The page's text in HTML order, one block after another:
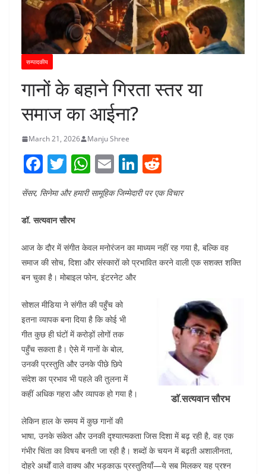
सम्पादकीय
गानों के बहाने गिरता स्तर या
समाज का आईना?
March 21, 2026 Manju Shree
F
a
c
e
b
o
o
k
T
w
itt
er
W
at
A
p
p
E
m
ai
Li
n
k
dI
n
e
d
t
सेंसर, सिनेमा और हमारी सामूहिक जिम्मेदारी पर एक विचार
डॉ. सत्यवान सौरभ
आज के दौर में संगीत केवल मनोरंजन का माध्यम नहीं रह गया है, बल्कि वह
समाज की सोच, दिशा और संस्कारों को प्रभावित करने वाली एक सशक्त शक्ति
बन चुका है। मोबाइल फोन, इंटरनेट और
डाॅ.सत्यवान सौरभ
सोशल मीडिया ने संगीत की पहुँच को
इतना व्यापक बना दिया है कि कोई भी
गीत कुछ ही घंटों में करोड़ों लोगों तक
पहुँच सकता है। ऐसे में गानों के बोल,
उनकी प्रस्तुति और उनके पीछे छिपे
संदेश का प्रभाव भी पहले की तुलना में
कहीं अधिक गहरा और व्यापक हो गया है।
लेकिन हाल के समय में कुछ गानों की
भाषा, उनके संकेत और उनकी दृश्यात्मकता जिस दिशा में बढ़ रही है, वह एक
गंभीर चिंता का विषय बनती जा रही है। शब्दों के चयन में बढ़ती अशालीनता,
दोहरे अर्थों वाले वाक्य और भड़काऊ प्रस्तुतियाँ—ये सब मिलकर यह प्रश्न